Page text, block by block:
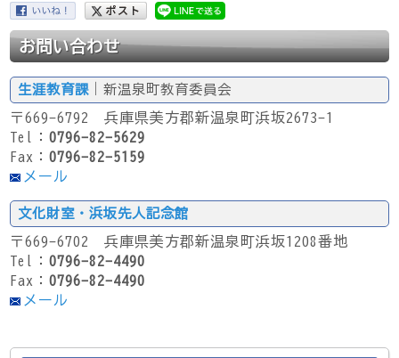
お問い合わせ
生涯教育課 ｜新温泉町教育委員会
〒669-6792 兵庫県美方郡新温泉町浜坂2673-1
Tel：0796-82-5629
Fax：0796-82-5159
メール
文化財室・浜坂先人記念館
〒669-6702 兵庫県美方郡新温泉町浜坂1208番地
Tel：0796-82-4490
Fax：0796-82-4490
メール